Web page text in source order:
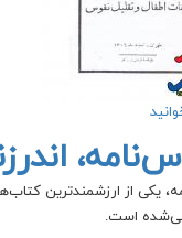
یکی از ارزشمندترین
است.